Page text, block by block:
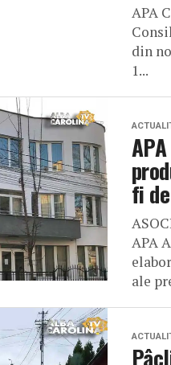
APA
din
1...
fi
APA
ale